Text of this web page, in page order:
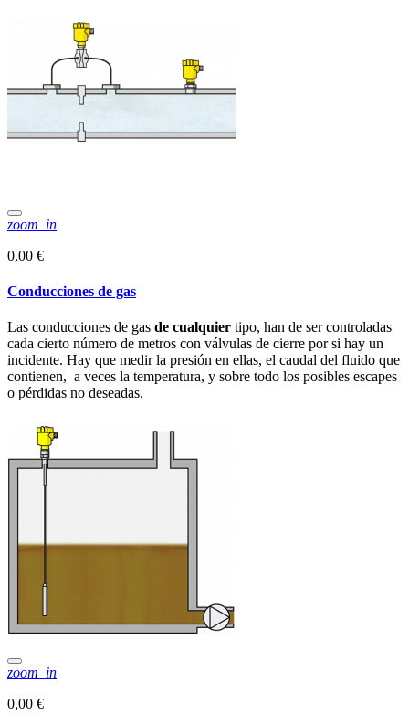
zoom_in
0,00 €
Conducciones de gas
Las conducciones de gas de cualquier tipo, han de ser controladas
cada cierto número de metros con válvulas de cierre por si hay un
incidente. Hay que medir la presión en ellas, el caudal del fluido que
contienen, a veces la temperatura, y sobre todo los posibles escapes
o pérdidas no deseadas.
zoom_in
0,00 €